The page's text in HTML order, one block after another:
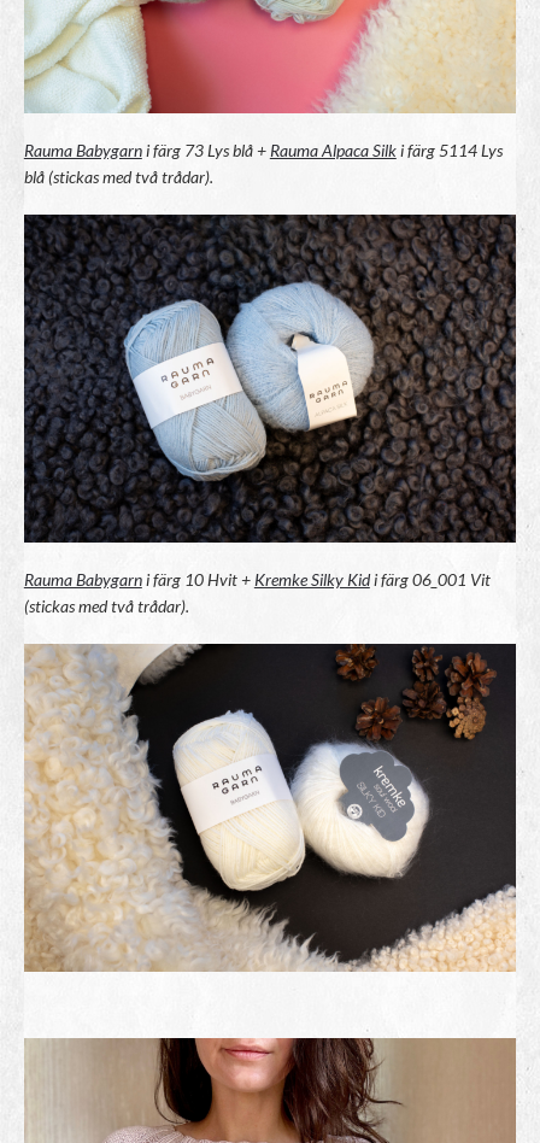
Rauma Babygarni färg 73 Lys blå + Rauma Alpaca Silki färg 5114 Lys
blå (stickas med två trådar).
Rauma Babygarni färg 10 Hvit + Kremke Silky Kidi färg 06_001 Vit
(stickas med två trådar).